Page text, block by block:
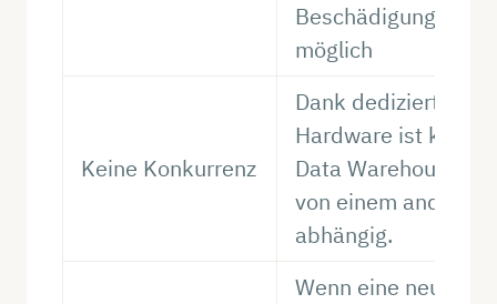
Beschädigung
möglich
Keine Konkurrenz
Dank dedizierter
Hardware ist kein
Data Warehouse
von einem anderen
abhängig.
Wenn eine neue